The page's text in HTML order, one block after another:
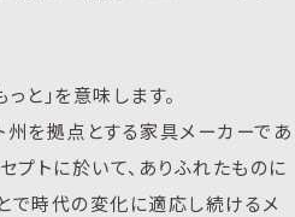
っと」を意味します。
州を拠点とする家具メーカーであ
セプトに於いて、ありふれたものに
で時代の変化に適応し続けるメ